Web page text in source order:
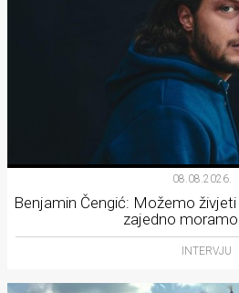
08.08.2026.
Benjamin Čengić: Možemo
zajedno
INTERVJU